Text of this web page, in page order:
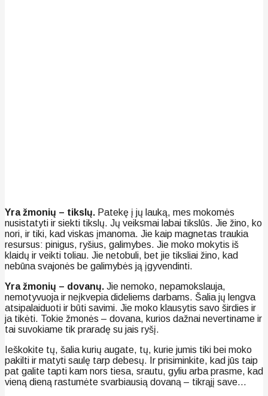
Yra žmonių – tikslų. Patekę į jų lauką, mes mokomės
nusistatyti ir siekti tikslų. Jų veiksmai labai tikslūs. Jie žino, ko
nori, ir tiki, kad viskas įmanoma. Jie kaip magnetas traukia
resursus: pinigus, ryšius, galimybes. Jie moko mokytis iš
klaidų ir veikti toliau. Jie netobuli, bet jie tiksliai žino, kad
nebūna svajonės be galimybės ją įgyvendinti.
Yra žmonių – dovanų. Jie nemoko, nepamokslauja,
nemotyvuoja ir neįkvepia dideliems darbams. Šalia jų lengva
atsipalaiduoti ir būti savimi. Jie moko klausytis savo širdies ir
ja tikėti. Tokie žmonės – dovana, kurios dažnai nevertiname ir
tai suvokiame tik praradę su jais ryšį.
Ieškokite tų, šalia kurių augate, tų, kurie jumis tiki bei moko
pakilti ir matyti saulę tarp debesų. Ir prisiminkite, kad jūs taip
pat galite tapti kam nors tiesa, srautu, gyliu arba prasme, kad
vieną dieną rastumėte svarbiausią dovaną – tikrąjį save…